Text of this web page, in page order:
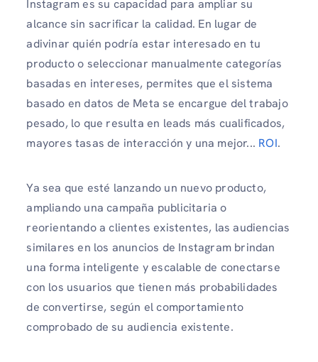
Instagram es su capacidad para ampliar su
alcance sin sacrificar la calidad. En lugar de
adivinar quién podría estar interesado en tu
producto o seleccionar manualmente categorías
basadas en intereses, permites que el sistema
basado en datos de Meta se encargue del trabajo
pesado, lo que resulta en leads más cualificados,
mayores tasas de interacción y una mejor... ROI.
Ya sea que esté lanzando un nuevo producto,
ampliando una campaña publicitaria o
reorientando a clientes existentes, las audiencias
similares en los anuncios de Instagram brindan
una forma inteligente y escalable de conectarse
con los usuarios que tienen más probabilidades
de convertirse, según el comportamiento
comprobado de su audiencia existente.